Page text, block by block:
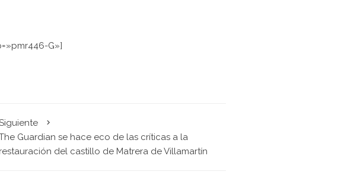
G»]
Guardian se hace eco de las críticas a la
restauración del castillo de Matrera de Villamartín